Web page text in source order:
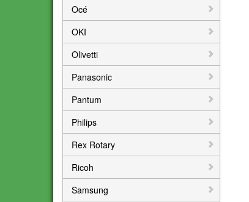
Océ
OKI
Olivetti
Panasonic
Pantum
Philips
Rex Rotary
Ricoh
Samsung